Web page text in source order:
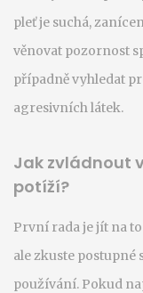
pleť je suchá,
věnovat pozornost
případně vyhledat
agresivních látek.
Jak zvládnout
potíží?
První rada je jít na
ale zkuste
používání. Pokud